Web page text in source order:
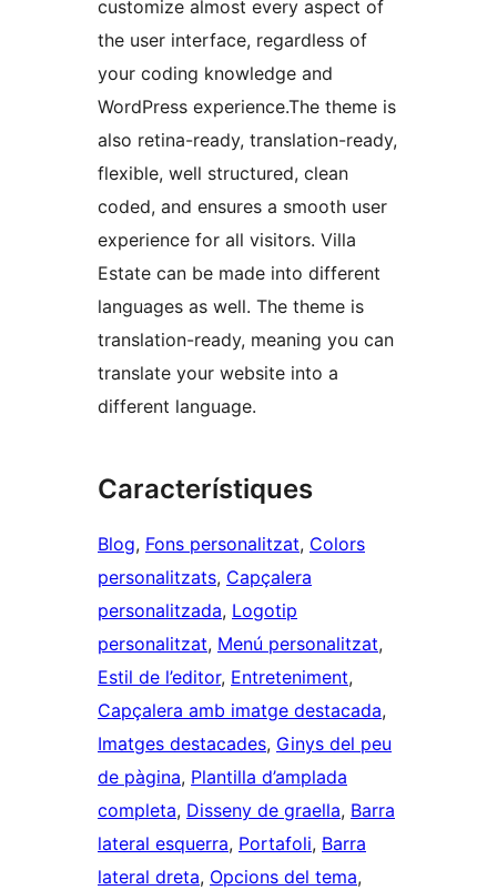
customize almost every aspect of
the user interface, regardless of
your coding knowledge and
WordPress experience.The theme is
also retina-ready, translation-ready,
flexible, well structured, clean
coded, and ensures a smooth user
experience for all visitors. Villa
Estate can be made into different
languages as well. The theme is
translation-ready, meaning you can
translate your website into a
different language.
Característiques
Blog, Fons personalitzat, Colors
personalitzats, Capçalera
personalitzada, Logotip
personalitzat, Menú personalitzat
Estil de l’editor, Entreteniment
Capçalera amb imatge destacada
Imatges destacades, Ginys del peu
de pàgina, Plantilla d’amplada
completa, Disseny de graella, Barra
lateral esquerra, Portafoli, Barra
lateral dreta, Opcions del tema